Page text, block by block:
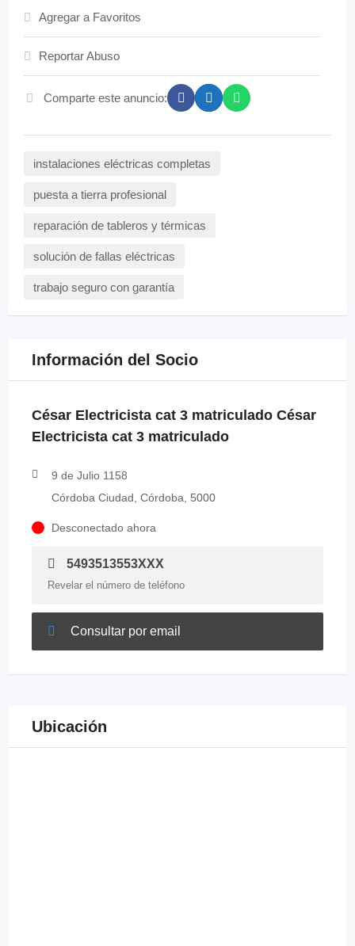
Agregar a Favoritos
Reportar Abuso
Comparte este anuncio:
instalaciones eléctricas completas
puesta a tierra profesional
reparación de tableros y térmicas
solución de fallas eléctricas
trabajo seguro con garantía
Información del Socio
César Electricista cat 3 matriculado César
Electricista cat 3 matriculado
9 de Julio 1158
Córdoba Ciudad, Córdoba, 5000
Desconectado ahora
5493513553XXX
Revelar el número de teléfono
Consultar por email
Ubicación